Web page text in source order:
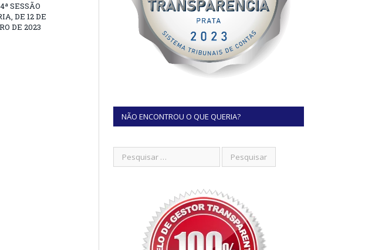
SESSÃO
DE 12 DE
DE 2023
NÃO ENCONTROU O QUE QUERIA?